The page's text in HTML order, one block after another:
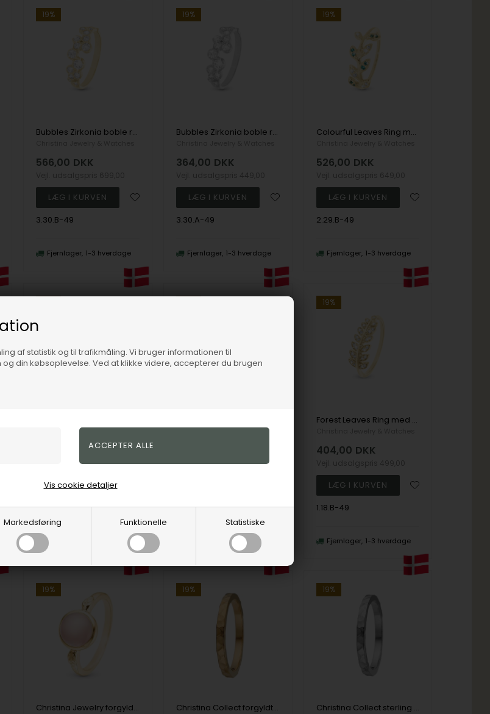
af statistik og til trafikmåling. Vi bruger informationen til
din købsoplevelse. Ved at klikke videre, accepterer du brugen
Markedsføring Funktionelle Statistiske
Vis cookie detaljer
19%
Bubbles Zirkonia boble ring i 925 forgyldt sølv str 49
566,00 DKK
3.30.B-49
Fjernlager 1-3 hverdage
19%
Bubbles Zirkonia boble ring i 925 sterling sølv str 49
364,00 DKK
3.30.A-49
Fjernlager 1-3 hverdage
19%
Colourful Leaves Ring med blade med grønne og hvide zirkonia i 925 forgyldt sølv str 49
526,00 DKK
2.29.B-49
Fjernlager 1-3 hverdage
Christina Jewelry & Watches
DKK
Vejl. udsalgspris399,00
2.28.A-49
Fjernlager 1-3 hverdage
Christina Jewelry & Watches
Vejl. udsalgspris499,00
2.28.B-49
1-3 hverdage
19%
Forest Leaves Ring med zirkonia blade i 925 forgyldt sølv str 49
404,00 DKK
1.18.B-49
Fjernlager 1-3 hverdage
19%
Christina Jewelry forgyldt sterling sølv Pink Chaclecodony Ring med ægte pink chalcedon forgyldt sterling sølv str 49
19%
Christina Collect forgyldt sterling sølv Experience Smuk og enkel ring med banket overflade, som giver den et flot spil, ring str 49
19%
Christina Collect sterling sølv Experience Smuk og enkel ring med banket overflade, som giver den et flot spil, ring str 49